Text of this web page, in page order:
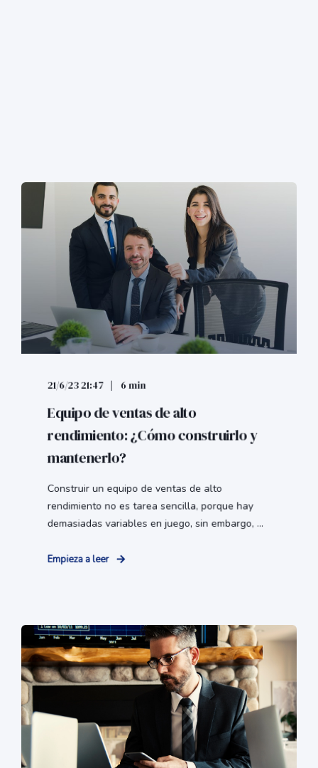
21/6/23 21:47 6 min
Equipo de ventas de alto
rendimiento: ¿Cómo construirlo y
mantenerlo?
Construir un equipo de ventas de alto
rendimiento no es tarea sencilla, porque hay
demasiadas variables en juego, sin embargo, ...
Empieza a leer